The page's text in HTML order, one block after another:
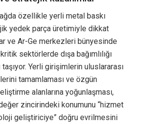
özellikle yerli metal baskı
yedek parça üretimiyle dikkat
ve Ar-Ge merkezleri bünyesinde
sektörlerde dışa bağımlılığı
Yerli girişimlerin uluslararası
tamamlaması ve özgün
alanlarına yoğunlaşması,
zincirindeki konumunu “hizmet
geliştiriciye” doğru evrilmesini